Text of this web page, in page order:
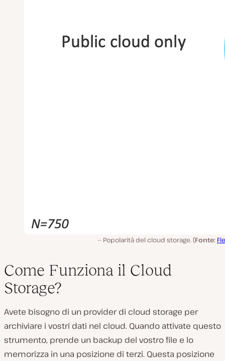
Popolarità del cloud storage. (Fonte:
Come Funziona il Cloud
Storage?
Avete bisogno di un provider di cloud storage per
archiviare i vostri dati nel cloud. Quando attivate questo
strumento, prende un backup del vostro file e lo
memorizza in una posizione di terzi. Questa posizione